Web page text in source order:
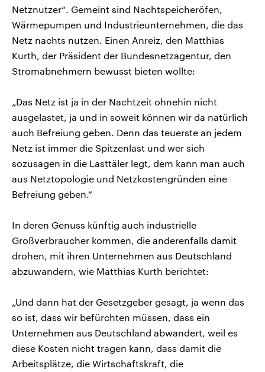
Netznutzer“. Gemeint sind Nachtspeicheröfen,
Wärmepumpen und Industrieunternehmen, die das
Netz nachts nutzen. Einen Anreiz, den Matthias
Kurth, der Präsident der Bundesnetzagentur, den
Stromabnehmern bewusst bieten wollte:
„Das Netz ist ja in der Nachtzeit ohnehin nicht
ausgelastet, ja und in soweit können wir da natürlich
auch Befreiung geben. Denn das teuerste an jedem
Netz ist immer die Spitzenlast und wer sich
sozusagen in die Lasttäler legt, dem kann man auch
aus Netztopologie und Netzkostengründen eine
Befreiung geben.“
In deren Genuss künftig auch industrielle
Großverbraucher kommen, die anderenfalls damit
drohen, mit ihren Unternehmen aus Deutschland
abzuwandern, wie Matthias Kurth berichtet:
„Und dann hat der Gesetzgeber gesagt, ja wenn das
so ist, dass wir befürchten müssen, dass ein
Unternehmen aus Deutschland abwandert, weil es
diese Kosten nicht tragen kann, dass damit die
Arbeitsplätze, die Wirtschaftskraft, die